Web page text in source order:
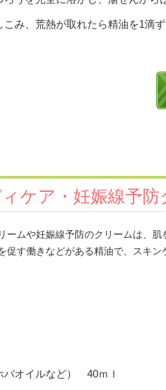
み、荒熱が取れたら精油を1滴ず
ケア・妊娠線予
ームや妊娠線予防のクリームは、
促す働きなどがある精油で、スキ
バオイルなど） 40ｍｌ